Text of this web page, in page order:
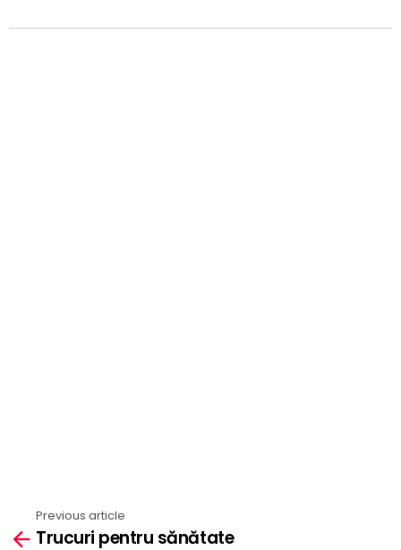
more
Previous article
Trucuri pentru sănătate